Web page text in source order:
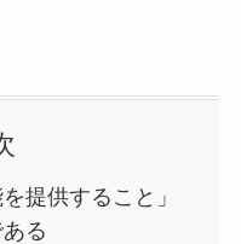
提供すること」
る